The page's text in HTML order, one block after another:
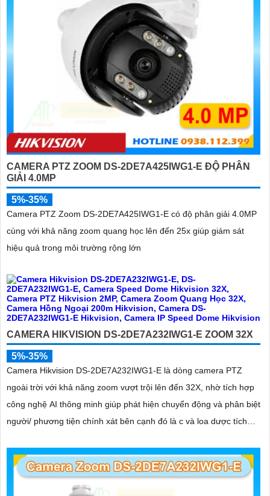
CAMERA PTZ ZOOM DS-2DE7A425IWG1-E ĐỘ PHÂN
GIẢI 4.0MP
5%-35%
Camera PTZ Zoom DS-2DE7A425IWG1-E có độ phân giải 4.0MP
cùng với khả năng zoom quang học lên đến 25x giúp giám sát
hiệu quả trong môi trường rộng lớn
CAMERA HIKVISION DS-2DE7A232IWG1-E ZOOM 32X
5%-35%
Camera Hikvision DS-2DE7A232IWG1-E là dòng camera PTZ
ngoài trời với khả năng zoom vượt trội lên đến 32X, nhờ tích hợp
công nghệ AI thông minh giúp phát hiện chuyển động và phân biệt
người/ phương tiện chính xát bên cạnh đó là c và loa dược tích